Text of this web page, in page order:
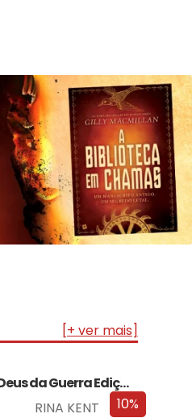
[+ ver mais]
10%
Deus da Guerra Edição com EDGES
RINA KENT